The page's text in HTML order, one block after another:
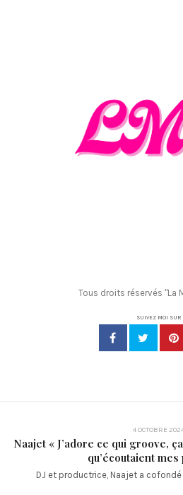
Tous droits réservés "La
SUIVEZ MOI SUR
4 OCTOBRE
Naajet « J’adore ce qui groove,
qu’écoutaient
DJ et productrice, Naajet a